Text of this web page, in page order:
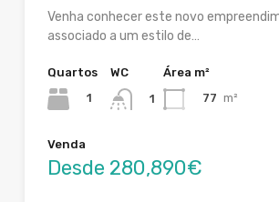
Venha conhecer este novo
associado a um estilo de…
Quartos
1
WC
1
Área m²
77 m²
Venda
Desde 280,890€